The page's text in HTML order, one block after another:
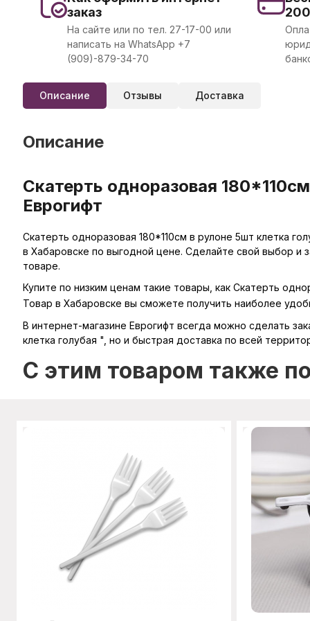
заказ
На сайте или по тел. 27-17-00 или
написать на WhatsApp +7
(909)-879-34-70
Описание Отзывы Доставка
Описание
Скатерть одноразовая
Еврогифт
Скатерть одноразовая 180*110см в рулоне 5шт клетка
в Хабаровске по выгодной цене. Сделайте свой выбор и
товаре.
Купите по низким ценам такие товары, как Скатерть
Товар в Хабаровске вы сможете получить наиболее
В интернет-магазине Еврогифт всегда можно сделать
клетка голубая ", но и быстрая доставка по всей
C этим товаром также